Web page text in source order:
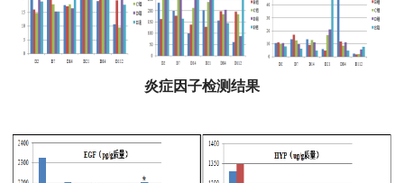
炎症因子检测结果